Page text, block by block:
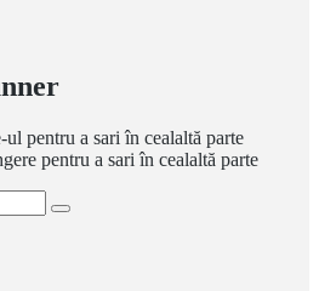
pentru a sari în cealaltă parte
pentru a sari în cealaltă parte